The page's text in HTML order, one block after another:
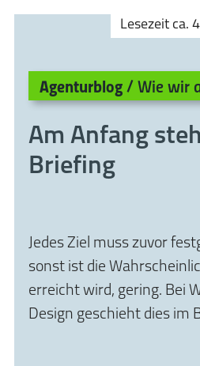
Lesezeit ca.
Am Anfang
Briefing
Agenturblog / Wie wir
Jedes Ziel muss zuvor
sonst ist die
erreicht wird, gering. Bei
Design geschieht dies im